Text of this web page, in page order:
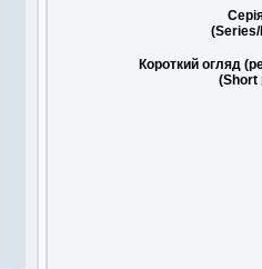
Короткий огляд
(Short